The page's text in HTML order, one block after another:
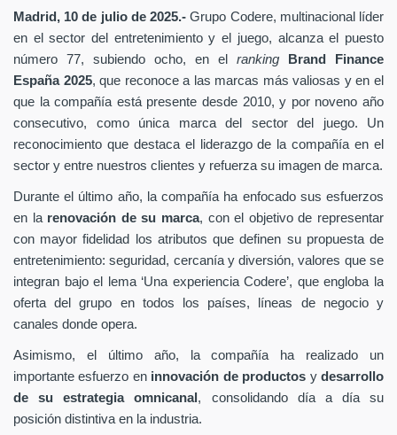
Madrid, 10 de julio de 2025.-Grupo Codere, multinacional líder
en el sector del entretenimiento y el juego, alcanza el puesto
número 77, subiendo ocho, en el ranking
Brand Finance
España 2025, que reconoce a las marcas más valiosas y en el
que la compañía está presente desde 2010, y por noveno año
consecutivo, como única marca del sector del juego. Un
reconocimiento que destaca el liderazgo de la compañía en el
sector y entre nuestros clientes y refuerza su imagen de marca.
Durante el último año, la compañía ha enfocado sus esfuerzos
en la renovación de su marca, con el objetivo de representar
con mayor fidelidad los atributos que definen su propuesta de
entretenimiento: seguridad, cercanía y diversión, valores que se
integran bajo el lema ‘Una experiencia Codere’, que engloba la
oferta del grupo en todos los países, líneas de negocio y
canales donde opera.
Asimismo, el último año, la compañía ha realizado un
importante esfuerzo en innovación de productos ydesarrollo
de su estrategia omnicanal , consolidando día a día su
posición distintiva en la industria.